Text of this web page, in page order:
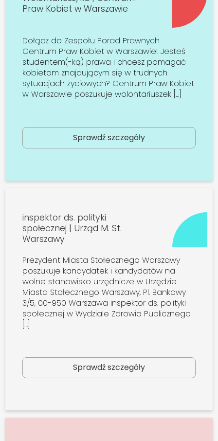
Praw Kobiet w Warszawie
Dołącz do Zespołu Porad Prawnych
Centrum Praw Kobiet w Warszawie! Jesteś
studentem(-ką) prawa i chcesz pomagać
kobietom znajdującym się w trudnych
sytuacjach życiowych? Centrum Praw Kobiet
w Warszawie poszukuje wolontariuszek […]
Sprawdź szczegóły
inspektor ds. polityki
społecznej | Urząd M. St.
Warszawy
Prezydent Miasta Stołecznego Warszawy
poszukuje kandydatek i kandydatów na
wolne stanowisko urzędnicze w Urzędzie
Miasta Stołecznego Warszawy, Pl. Bankowy
3/5, 00-950 Warszawa inspektor ds. polityki
społecznej w Wydziale Zdrowia Publicznego
[…]
Sprawdź szczegóły